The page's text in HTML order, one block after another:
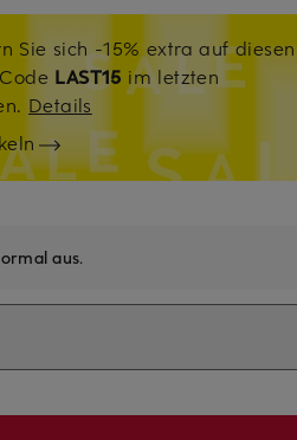
Sie sich -15% extra auf diesen
LAST15 im letzten
Details
aus.